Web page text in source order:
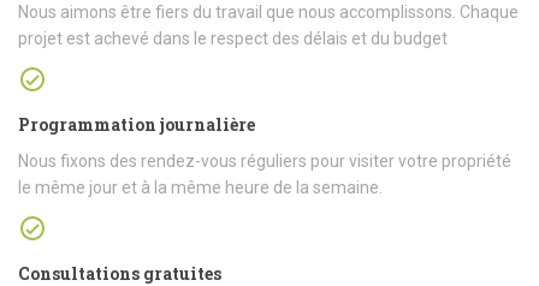
Nous aimons être fiers du travail que nous accomplissons. Chaque
projet est achevé dans le respect des délais et du budget
Programmation journalière
Nous fixons des rendez-vous réguliers pour visiter votre propriété
le même jour et à la même heure de la semaine.
Consultations gratuites